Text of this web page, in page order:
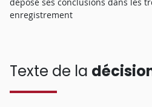
enregistrement
Texte de la